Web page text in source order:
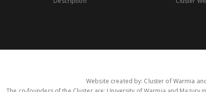
Website created by: Cluster of Warmia